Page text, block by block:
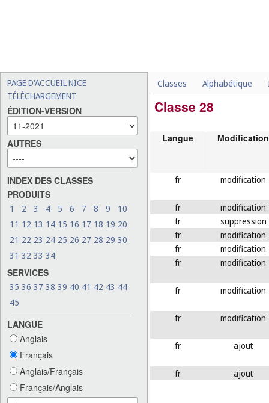
PAGE D'ACCUEIL NICE
TÉLÉCHARGEMENT
ÉDITION-VERSION
AUTRES
INDEX DES CLASSES
PRODUITS
1 2 3 4 5 6 7 8 9
10
11 12 13 14 15 16 17 18 19 20
21 22 23 24 25 26 27 28 29 30
31 32 33 34
SERVICES
35 36 37 38 39 40 41 42 43 44
45
LANGUE
Anglais
Français
Anglais/Français
Français/Anglais
Classes Alphabétique
Classe 28
Langue Modification
fr modification
fr
modification
fr
suppression
fr
modification
fr
modification
fr
modification
fr modification
fr modification
fr ajout
fr ajout